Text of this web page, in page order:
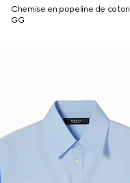
Chemise en popeline de coton
GG